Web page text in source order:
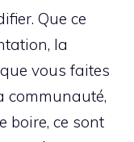
Que ce
la
vous faites
communauté,
boire, ce sont